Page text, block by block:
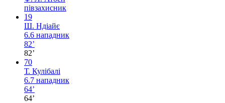
півзахисник
19
Ш. Ндіайє
6.6 нападник
82’
82’
70
Т. Кулібалі
6.7 нападник
64’
64’